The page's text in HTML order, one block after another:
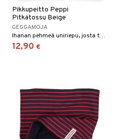
Pikkupeitto Peppi
Pitkätossu Beige
GEGGAMOJA
Ihanan pehmeä uniriepu, josta tulee helposti lapsen paras ystävä.
12,90 €